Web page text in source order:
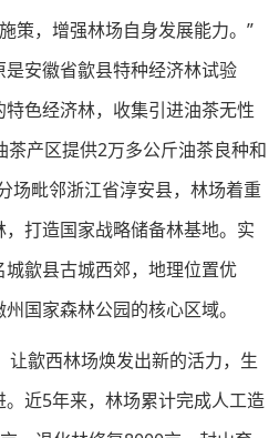
策，增强林场自身发展能力。”
安徽省歙县特种经济林试验
色经济林，收集引进油茶无性
产区提供2万多公斤油茶良种和
场毗邻浙江省淳安县，林场着重
打造国家战略储备林基地。实
歙县古城西郊，地理位置优
国家森林公园的核心区域。
让歙西林场焕发出新的活力，生
近5年来，林场累计完成人工造